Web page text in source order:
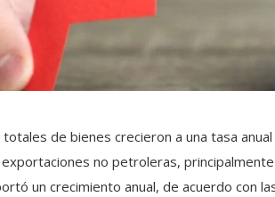
de bienes crecieron a una tasa
no petroleras,
un crecimiento anual, de acuerdo con